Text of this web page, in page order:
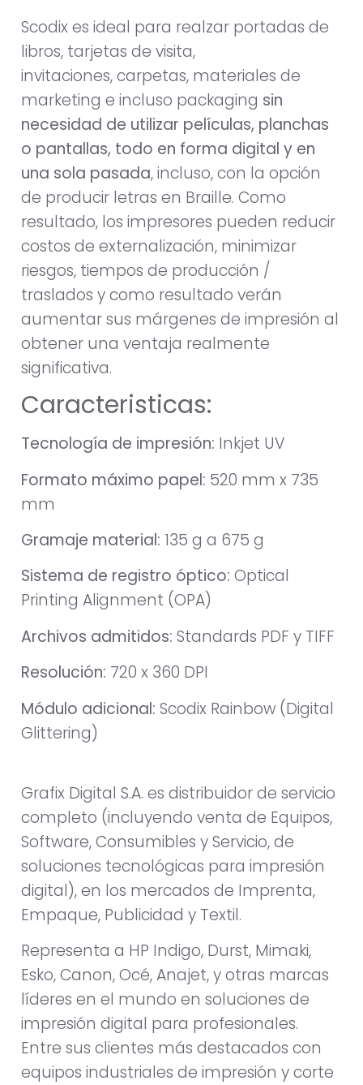
Scodix es ideal para realzar portadas de
libros, tarjetas de visita,
invitaciones, carpetas, materiales de
marketing e incluso packaging sin
necesidad de utilizar películas, planchas
o pantallas, todo en forma digital y en
una sola pasada, incluso, con la opción
de producir letras en Braille. Como
resultado, los impresores pueden reducir
costos de externalización, minimizar
riesgos, tiempos de producción /
traslados y como resultado verán
aumentar sus márgenes de impresión al
obtener una ventaja realmente
significativa.
Caracteristicas:
Tecnología de impresión: Inkjet UV
Formato máximo papel: 520 mm x 735
mm
Gramaje material: 135 g a 675 g
Sistema de registro óptico: Optical
Printing Alignment (OPA)
Archivos admitidos: Standards PDF y TIFF
Resolución: 720 x 360 DPI
Módulo adicional: Scodix Rainbow (Digital
Glittering)
Grafix Digital S.A. es distribuidor de servicio
completo (incluyendo venta de Equipos,
Software, Consumibles y Servicio, de
soluciones tecnológicas para impresión
digital), en los mercados de Imprenta,
Empaque, Publicidad y Textil.
Representa a HP Indigo, Durst, Mimaki,
Esko, Canon, Océ, Anajet, y otras marcas
líderes en el mundo en soluciones de
impresión digital para profesionales.
Entre sus clientes más destacados con
equipos industriales de impresión y corte